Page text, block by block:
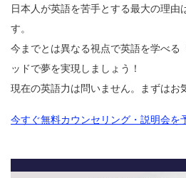
日本人が英語を苦手とする最大の理由
す。
今までとは異なる視点で英語を学べる
ッドで夢を実現しましょう！
現在の英語力は問いません。まずはお
今すぐ無料カウンセリング・説明会を